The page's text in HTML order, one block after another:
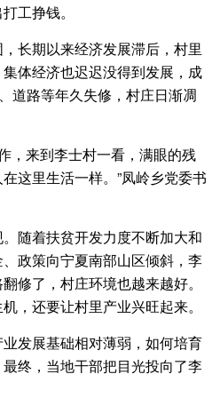
工挣钱。
期以来经济发展滞后，村里
体经济也迟迟没得到发展，成
道路等年久失修，村庄日渐凋
来到李士村一看，满眼的残
这里生活一样。”凤岭乡党委书
随着扶贫开发力度不断加大和
政策向宁夏南部山区倾斜，李
修了，村庄环境也越来越好。
，还要让村里产业兴旺起来。
发展基础相对薄弱，如何培育
终，当地干部把目光投向了李